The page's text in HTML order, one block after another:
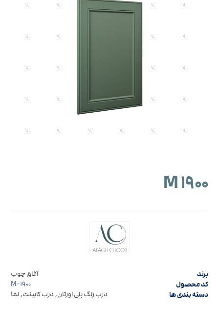
M ۱۹۰۰
برند آفاق چوب
کد محصول M-۱۹۰۰
دسته بندی ها درب رنگ پلی اورتان, درب کابینت,نما